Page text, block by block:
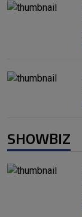
SHOWBIZ